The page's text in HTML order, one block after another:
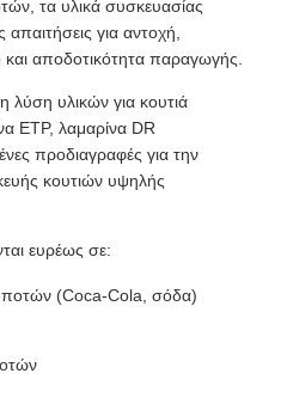
τα υλικά συσκευασίας
για αντοχή,
αποδοτικότητα παραγωγής.
λύση υλικών για κουτιά
ETP, λαμαρίνα DR
προδιαγραφές για την
κουτιών υψηλής
ευρέως σε:
ποτών (Coca-Cola, σόδα)